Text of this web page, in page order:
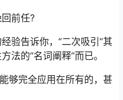
前任?
验告诉你，“二次吸引”其
法的“名词阐释”而已。
够完全应用在所有的，甚